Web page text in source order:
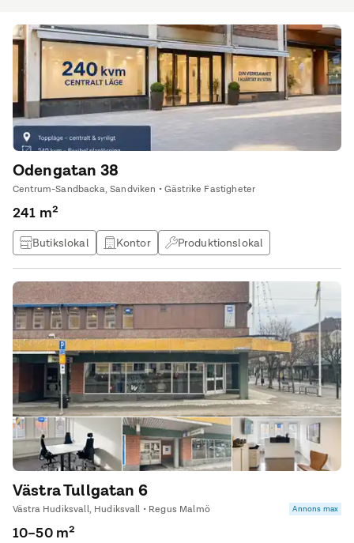
Odengatan 38
Centrum-Sandbacka, Sandviken • Gästrike Fastigheter
241 m²
Butikslokal Kontor
Produktionslokal
Kontorshotell
Västra Tullgatan 6
Västra Hudiksvall, Hudiksvall • Regus Malmö Annons max
10–50 m²